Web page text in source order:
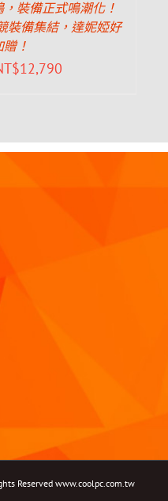
，裝備正式鳴潮化！
裝備集結，達妮婭好
！
12,790
Reserved www.coolpc.com.tw